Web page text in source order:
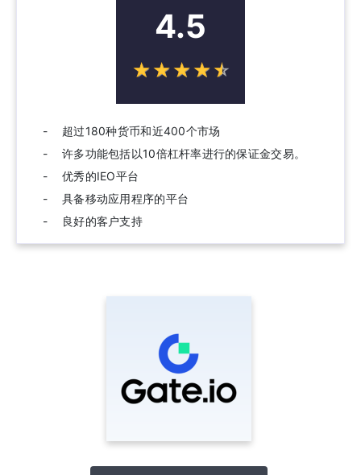
4.5
☆☆☆☆☆
★★★★★
超过180种货币和近400个市场
许多功能包括以10倍杠杆率进行的保证金交易。
优秀的IEO平台
具备移动应用程序的平台
良好的客户支持